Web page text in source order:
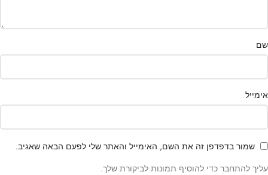
שם
אימייל
שמור בדפדפן זה את השם, האימייל והאתר שלי לפעם הבאה שאגיב.
עליך להתחבר כדי להוסיף תמונות לביקורת שלך.